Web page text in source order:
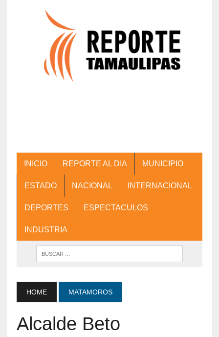
INICIO REPORTE AL DIA MUNICIPIO
ESTADO NACIONAL INTERNACIONAL
DEPORTES ESPECTACULOS
INDUSTRIA
HOME MATAMOROS
Alcalde Beto